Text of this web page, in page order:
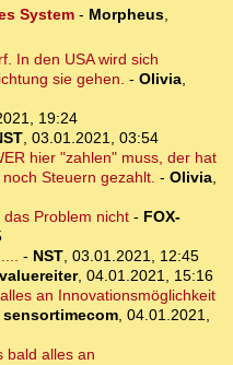
System- Morpheus,
In den USA wird sich
sie gehen. - Olivia,
19:24
, 03.01.2021, 03:54
hier "zahlen" muss, der hat
Steuern gezahlt. - Olivia,
Problem nicht- FOX-
- NST, 03.01.2021, 12:45
valuereiter, 04.01.2021, 15:16
an Innovationsmöglichkeit
sensortimecom, 04.01.2021,
bald alles an